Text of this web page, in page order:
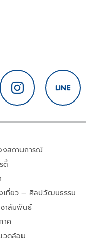
งสถานการณ์
ตี้
เที่ยว – ศิลปวัฒนธรรม
ชาสัมพันธ์
าค
วดล้อม